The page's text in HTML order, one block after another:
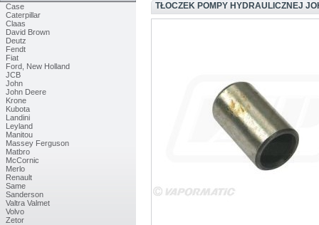
Case
Caterpillar
Claas
David Brown
Deutz
Fendt
Fiat
Ford, New Holland
JCB
John
John Deere
Krone
Kubota
Landini
Leyland
Manitou
Massey Ferguson
Matbro
McCornic
Merlo
Renault
Same
Sanderson
Valtra Valmet
Volvo
Zetor
TŁOCZEK POMPY HYDRAULICZNEJ